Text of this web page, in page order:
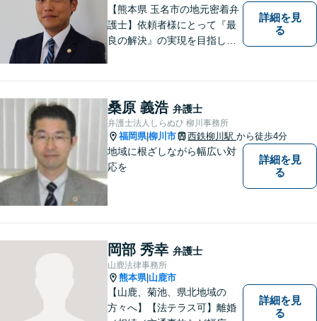
【熊本県 玉名市の地元密着弁
護士】依頼者様にとって『最
良の解決』の実現を目指しま
詳細を見
る
桑原 義浩 弁護士
弁護士法人しらぬひ 柳川事務所
福岡県|柳川市 西鉄柳川駅 から徒歩4分
地域に根ざしながら幅広い対
応を
詳細を見
る
岡部 秀幸 弁護士
山鹿法律事務所
熊本県| 山鹿市
【山鹿、菊池、県北地域の
方々へ】【法テラス可】離婚
詳細を見
る